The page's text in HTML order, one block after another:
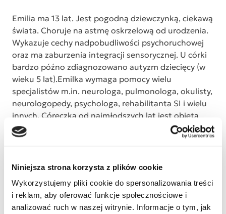
Niniejsza strona korzysta z plików cookie
Wykorzystujemy pliki cookie do spersonalizowania treści
i reklam, aby oferować funkcje społecznościowe i
analizować ruch w naszej witrynie. Informacje o tym, jak
Emilia ma 13 lat. Jest pogodną dziewczynką, ciekawą
świata. Choruje na astmę oskrzelową od urodzenia.
Wykazuje cechy nadpobudliwości psychoruchowej
oraz ma zaburzenia integracji sensorycznej. U córki
bardzo późno zdiagnozowano autyzm dziecięcy (w
wieku 5 lat).Emilka wymaga pomocy wielu
specjalistów m.in. neurologa, pulmonologa, okulisty,
neurologopedy, psychologa, rehabilitanta SI i wielu
innych. Córeczka od najmłodszych lat jest objęta
programem wczesnego wspomagania rozwoju i
kształcenia specjalnego. Mimo ciągłej diagnostyki
związku ze świeżą diagnozą autyzmu, Emilia
autystycznych i korzystać z turnusów
rehabilitacyjnych, co znacznie przewyższa nasze